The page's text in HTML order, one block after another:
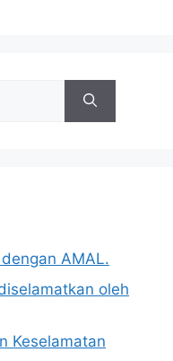
dengan AMAL.
oleh
Keselamatan